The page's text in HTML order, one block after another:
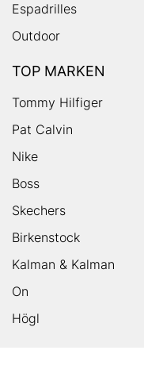
Espadrilles
Outdoor
TOP MARKEN
Tommy Hilfiger
Pat Calvin
Nike
Boss
Skechers
Birkenstock
Kalman & Kalman
On
Högl